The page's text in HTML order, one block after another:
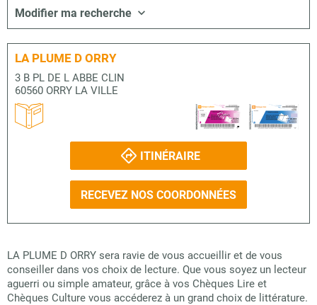
Modifier ma recherche
LA PLUME D ORRY
3 B PL DE L ABBE CLIN
60560 ORRY LA VILLE
ITINÉRAIRE
RECEVEZ NOS COORDONNÉES
LA PLUME D ORRY sera ravie de vous accueillir et de vous
conseiller dans vos choix de lecture. Que vous soyez un lecteur
aguerri ou simple amateur, grâce à vos Chèques Lire et
Chèques Culture vous accéderez à un grand choix de littérature.